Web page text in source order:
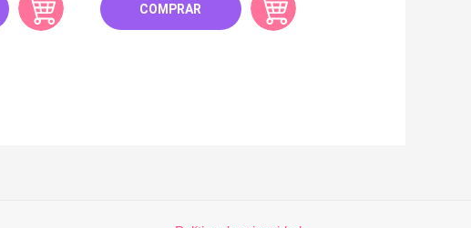
COMPRAR